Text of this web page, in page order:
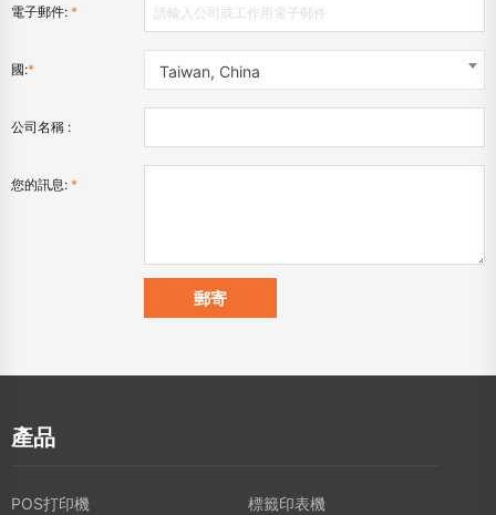
電子郵件: *
國:* Taiwan, China
公司名稱 :
您的訊息: *
產品
POS打印機
標籤印表機